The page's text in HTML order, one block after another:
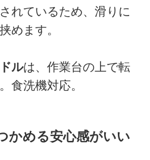
れているため、滑りに
めます。
ルは、作業台の上で転
食洗機対応。
かめる安心感がいい